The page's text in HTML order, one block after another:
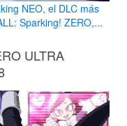
NEO, el DLC más
Sparking! ZERO,...
ULTRA